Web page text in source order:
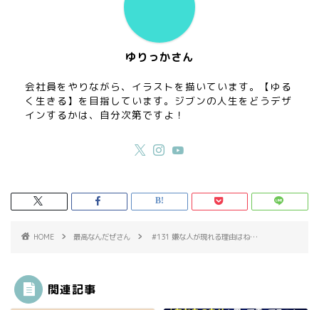
ゆりっかさん
会社員をやりながら、イラストを描いています。【ゆる
く生きる】を目指しています。ジブンの人生をどうデザ
インするかは、自分次第ですよ！
HOME 最高なんだぜさん #131 嫌な人が現れる理由はね…
関連記事